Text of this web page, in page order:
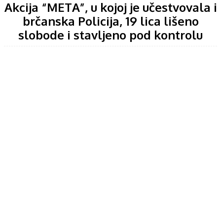
Akcija “META”, u kojoj je učestvovala i
brčanska Policija, 19 lica lišeno
slobode i stavljeno pod kontrolu